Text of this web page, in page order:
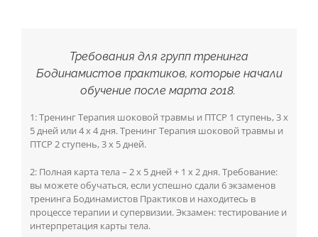
Требования для групп тренинга
Бодинамистов практиков, которые начали
обучение после марта 2018.
1: Тренинг Терапия шоковой травмы и ПТСР 1 ступень, 3 х
5 дней или 4 х 4 дня. Тренинг Терапия шоковой травмы и
ПТСР 2 ступень, 3 х 5 дней.
2: Полная карта тела – 2 x 5 дней + 1 x 2 дня. Требование:
вы можете обучаться, если успешно сдали 6 экзаменов
тренинга Бодинамистов Практиков и находитесь в
процессе терапии и супервизии. Экзамен: тестирование и
интерпретация карты тела.